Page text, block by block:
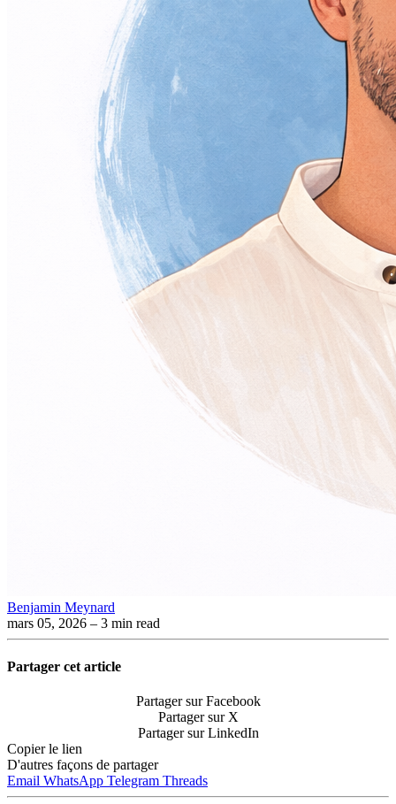
Benjamin Meynard
mars 05, 2026 – 3 min read
Partager cet article
Partager sur Facebook
Partager sur X
Partager sur LinkedIn
Copier le lien
D'autres façons de partager
Email WhatsApp Telegram Threads